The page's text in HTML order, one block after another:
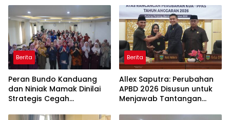
Berita
Peran Bundo Kanduang
dan Niniak Mamak Dinilai
Strategis Cegah
Berita
Allex Saputra: Perubahan
APBD 2026 Disusun untuk
Menjawab Tantangan